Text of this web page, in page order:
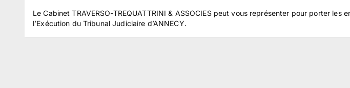
Le Cabinet TRAVERSO-TREQUATTRINI & ASSOCIES peut vous représenter pour porter les
l’Exécution du Tribunal Judiciaire d’ANNECY.